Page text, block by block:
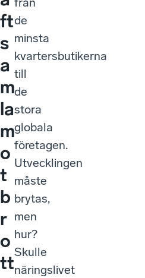
ft
s
a
m
la
m
o
t
b
r
o
tt
de
minsta
kvartersbutikerna
till
de
stora
globala
företagen.
Utvecklingen
måste
brytas,
men
hur?
Skulle
näringslivet